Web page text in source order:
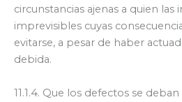
circunstancias ajenas a quien las
imprevisibles cuyas
evitarse, a pesar de haber
debida.
11.1.4. Que los defectos se